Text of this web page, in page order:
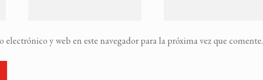
y web en este navegador para la próxima vez que comente.